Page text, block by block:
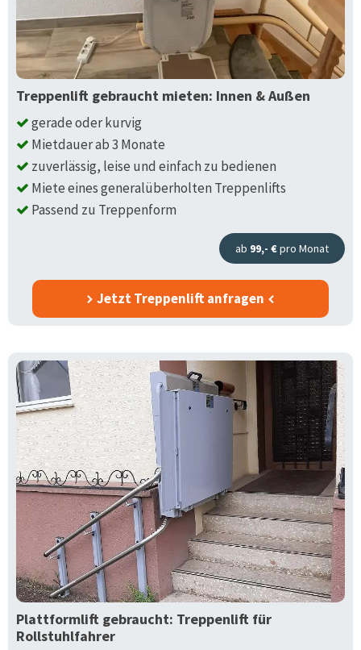
Treppenlift gebraucht mieten: Innen & Außen
gerade oder kurvig
Mietdauer ab 3 Monate
zuverlässig, leise und einfach zu bedienen
Miete eines generalüberholten Treppenlifts
Passend zu Treppenform
ab 99,- €pro Monat
Jetzt Treppenlift anfragen
Plattformlift gebraucht: Treppenlift für
Rollstuhlfahrer